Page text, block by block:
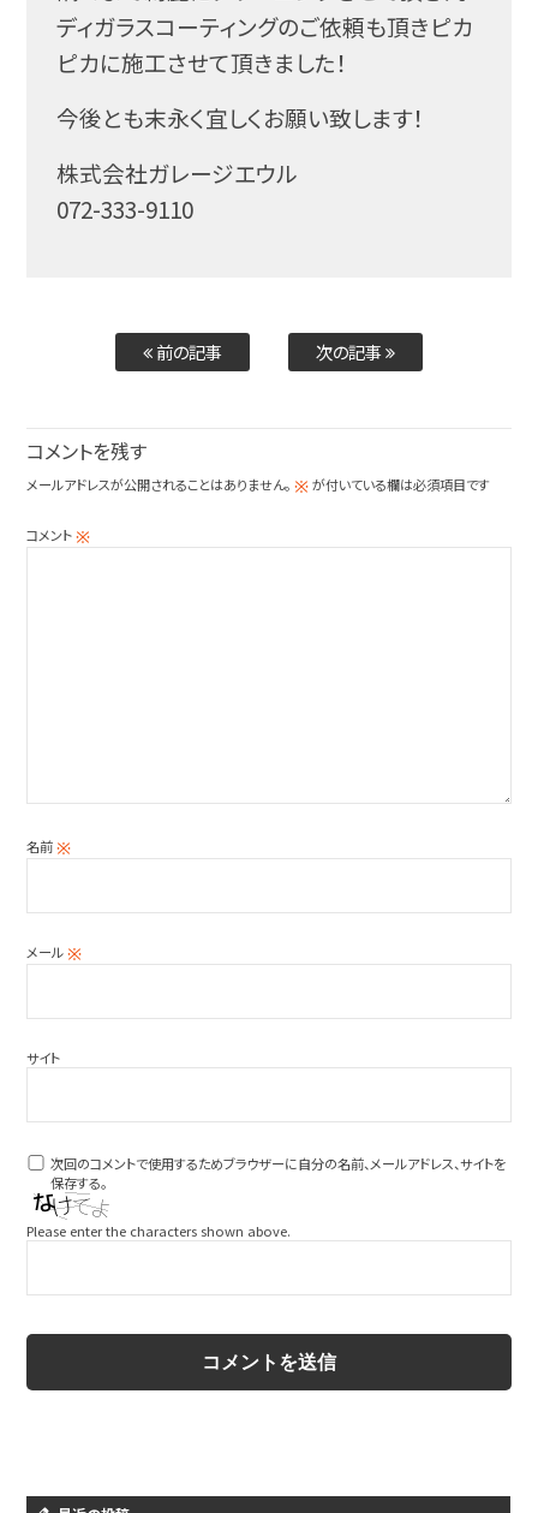
ディガラスコーティングのご依頼も頂きピカ
ピカに施工させて頂きました！
今後とも末永く宜しくお願い致します！
株式会社ガレージエウル
072-333-9110
前の記事 次の記事
コメントを残す
メールアドレスが公開されることはありません。 ※が付いている欄は必須項目です
コメント※
名前※
メール※
サイト
次回のコメントで使用するためブラウザーに自分の名前、メールアドレス、サイトを
保存する。
Please enter the characters shown above.